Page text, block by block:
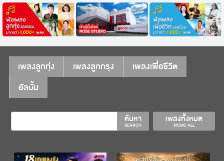
เพลงลูกทุ่ง เพลงลูกกรุง
เพลงเพื่อชีวิต
อัลบั้ม
เพลงทั้งหมด
MUSIC ALL
ค้นหา
SEARCH